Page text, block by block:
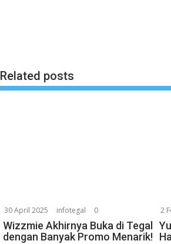
Related posts
30 April 2025 infotegal 0
Wizzmie Akhirnya Buka di Tegal
dengan Banyak Promo Menarik!
2